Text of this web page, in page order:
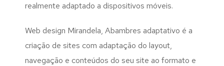
realmente adaptado a dispositivos móveis.
Web design Mirandela, Abambres adaptativo é a
criação de sites com adaptação do layout,
navegação e conteúdos do seu site ao formato e